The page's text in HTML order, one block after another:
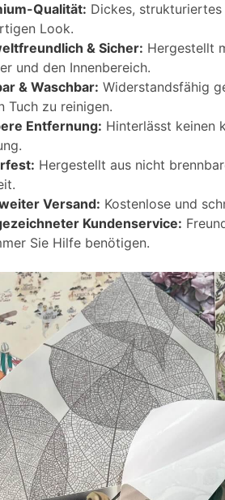
Qualität: Dickes,
Look.
& Sicher: Hergestellt
und den Innenbereich.
& Waschbar: Widerstandsfähig
Tuch zu reinigen.
Entfernung: Hinterlässt keinen
Hergestellt aus nicht
Versand: Kostenlose und
Kundenservice:
Sie Hilfe benötigen.